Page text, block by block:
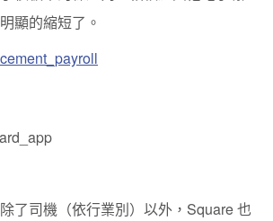
顯的縮短了。
了司機（依行業別）以外，Square 也